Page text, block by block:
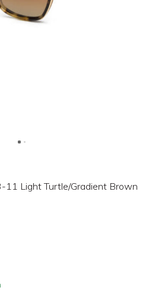
11 Light Turtle/Gradient Brown